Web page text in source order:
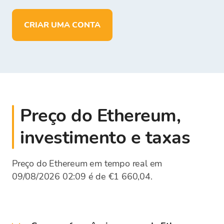
emEUR
CRIAR UMA CONTA
Preço do Ethereum,
investimento e taxas
Preço do Ethereum em tempo real em
09/08/2026 02:09 é de €1 660,04.